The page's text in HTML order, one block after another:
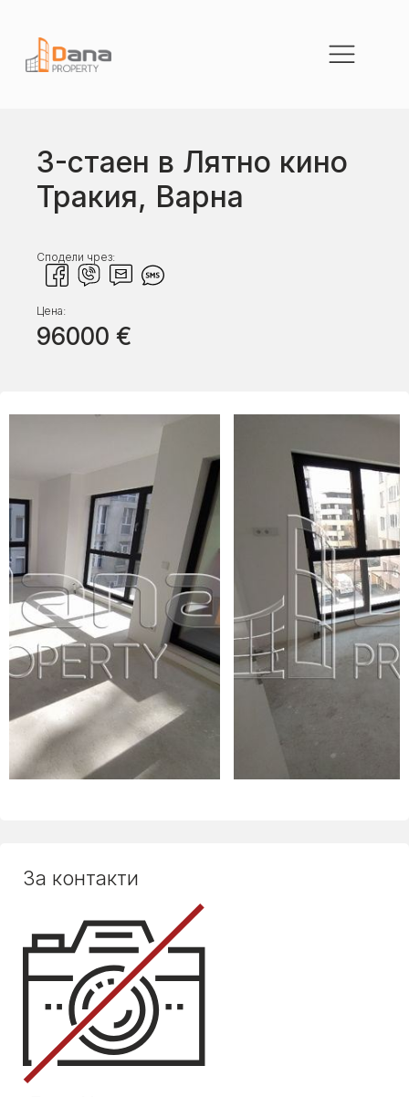
3-стаен в Лятно кино
Тракия, Варна
Сподели чрез:
Цена:
96000 €
За контакти